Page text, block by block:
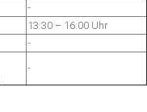
-
13:30 – 16:00 Uhr
-
-